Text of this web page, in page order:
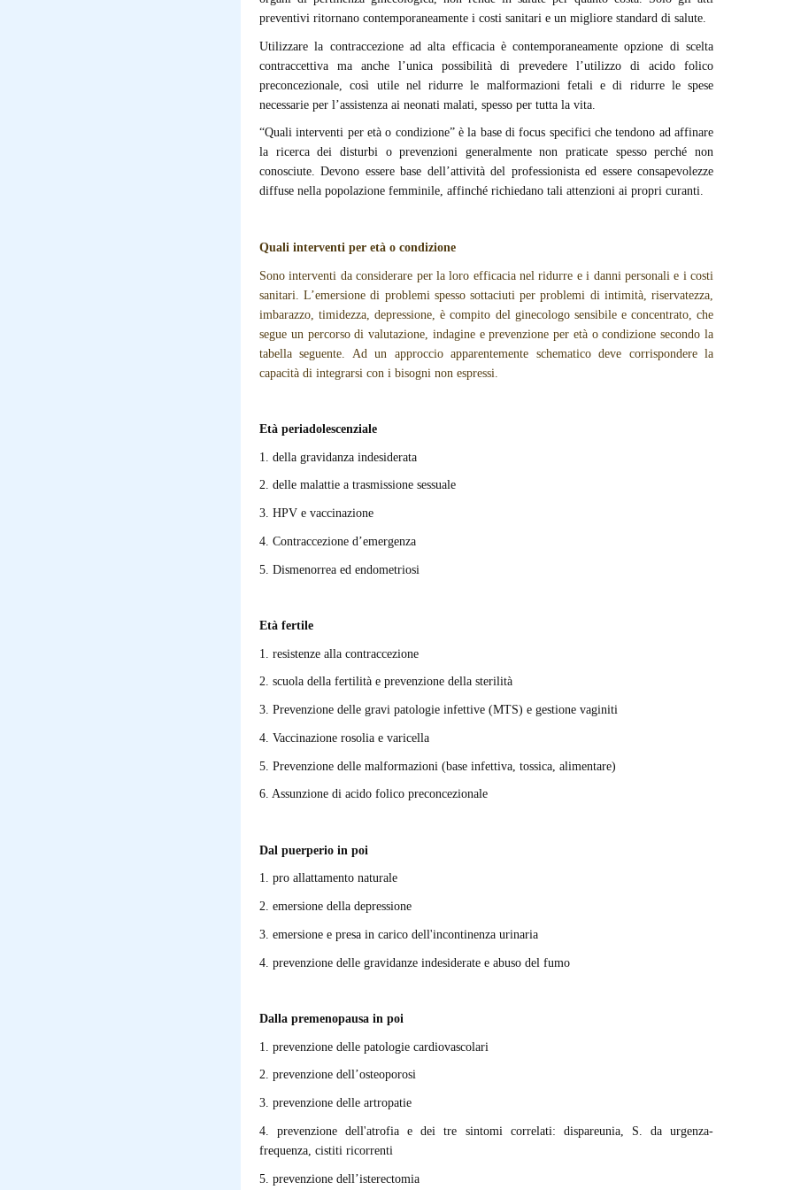
preventivi ritornano contemporaneamente i costi sanitari e un migliore standard di salute.
Utilizzare la contraccezione ad alta efficacia è contemporaneamente opzione di scelta
contraccettiva ma anche l’unica possibilità di prevedere l’utilizzo di acido folico
preconcezionale, così utile nel ridurre le malformazioni fetali e di ridurre le spese
necessarie per l’assistenza ai neonati malati, spesso per tutta la vita.
“Quali interventi per età o condizione” è la base di focus specifici che tendono ad affinare
la ricerca dei disturbi o prevenzioni generalmente non praticate spesso perché non
conosciute. Devono essere base dell’attività del professionista ed essere consapevolezze
diffuse nella popolazione femminile, affinché richiedano tali attenzioni ai propri curanti.
Quali interventi per età o condizione
Sono interventi da considerare per la loro efficacia nel ridurre e i danni personali e i costi
sanitari. L’emersione di problemi spesso sottaciuti per problemi di intimità, riservatezza,
imbarazzo, timidezza, depressione, è compito del ginecologo sensibile e concentrato, che
segue un percorso di valutazione, indagine e prevenzione per età o condizione secondo la
tabella seguente. Ad un approccio apparentemente schematico deve corrispondere la
capacità di integrarsi con i bisogni non espressi.
Età periadolescenziale
1. della gravidanza indesiderata
2. delle malattie a trasmissione sessuale
3. HPV e vaccinazione
4. Contraccezione d’emergenza
5. Dismenorrea ed endometriosi
Età fertile
1. resistenze alla contraccezione
2. scuola della fertilità e prevenzione della sterilità
3. Prevenzione delle gravi patologie infettive (MTS) e gestione vaginiti
4. Vaccinazione rosolia e varicella
5. Prevenzione delle malformazioni (base infettiva, tossica, alimentare)
6. Assunzione di acido folico preconcezionale
Dal puerperio in poi
1. pro allattamento naturale
2. emersione della depressione
3. emersione e presa in carico dell'incontinenza urinaria
4. prevenzione delle gravidanze indesiderate e abuso del fumo
Dalla premenopausa in poi
1. prevenzione delle patologie cardiovascolari
2. prevenzione dell’osteoporosi
3. prevenzione delle artropatie
4. prevenzione dell'atrofia e dei tre sintomi correlati: dispareunia, S. da urgenza-
frequenza, cistiti ricorrenti
5. prevenzione dell’isterectomia